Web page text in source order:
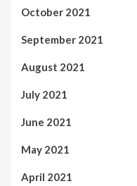
October 2021
September 2021
August 2021
July 2021
June 2021
May 2021
April 2021